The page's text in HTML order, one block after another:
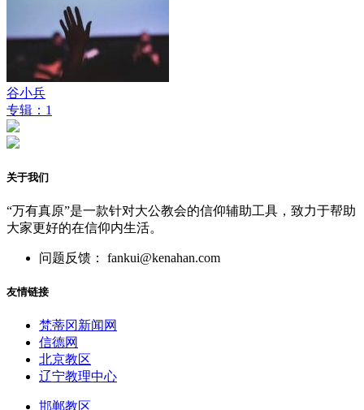
谷小兵
专辑：1
关于我们
“万有真原”是一款针对大公教会的信仰辅助工具，致力于帮助
大家更好的在信仰内生活。
问题反馈： fankui@kenahan.com
友情链接
梵蒂冈新闻网
信德网
北京教区
辽宁教理中心
邯郸教区